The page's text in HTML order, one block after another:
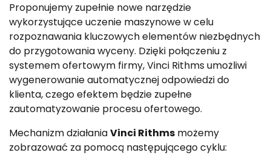
Proponujemy zupełnie nowe narzędzie
wykorzystujące uczenie maszynowe w celu
rozpoznawania kluczowych elementów niezbędnych
do przygotowania wyceny. Dzięki połączeniu z
systemem ofertowym firmy, Vinci Rithms umożliwi
wygenerowanie automatycznej odpowiedzi do
klienta, czego efektem będzie zupełne
zautomatyzowanie procesu ofertowego.
Mechanizm działaniaVinci Rithms możemy
zobrazować za pomocą następującego cyklu: